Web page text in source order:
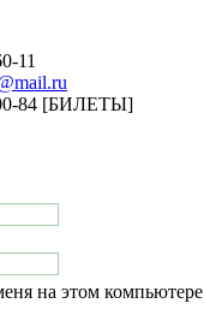
11
84 [БИЛЕТЫ]
на этом компьютере